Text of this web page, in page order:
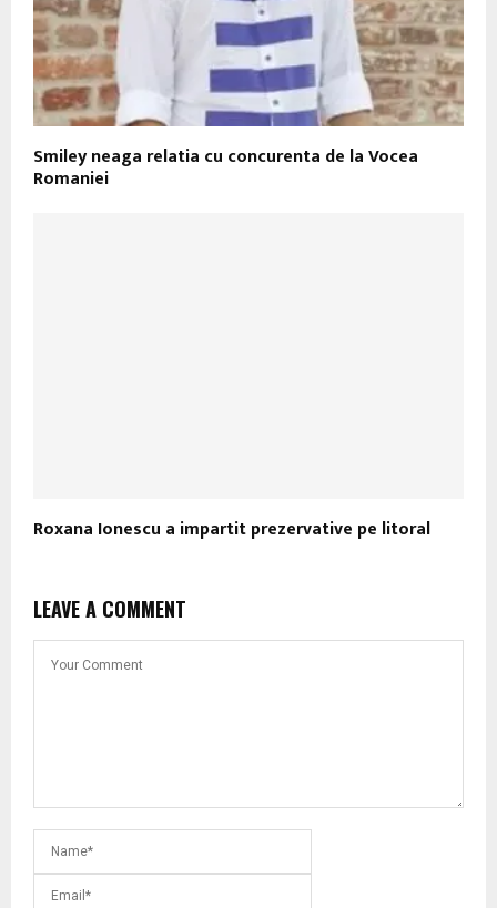
Smiley neaga relatia cu concurenta de la Vocea
Romaniei
Roxana Ionescu a impartit prezervative pe litoral
LEAVE A COMMENT